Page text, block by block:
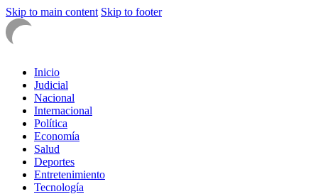
Skip to main content Skip to footer
Inicio
Judicial
Nacional
Internacional
Política
Economía
Salud
Deportes
Entretenimiento
Tecnología